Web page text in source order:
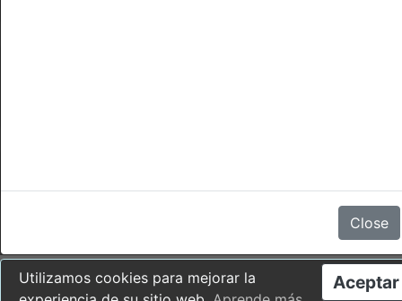
Close
Aceptar
Utilizamos cookies para mejorar la